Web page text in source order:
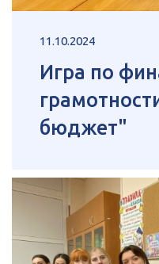
11.10.2024
Игра по
бюджет"